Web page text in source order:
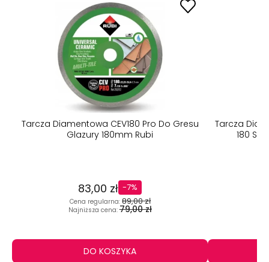
Tarcza Diamentowa CEV180 Pro Do Gresu
Glazury 180mm Rubi
83,00 zł
Cena regularna: 89,00 zł
Najniższa cena:79,00 zł
-7%
DO KOSZYKA
Tarcza
180